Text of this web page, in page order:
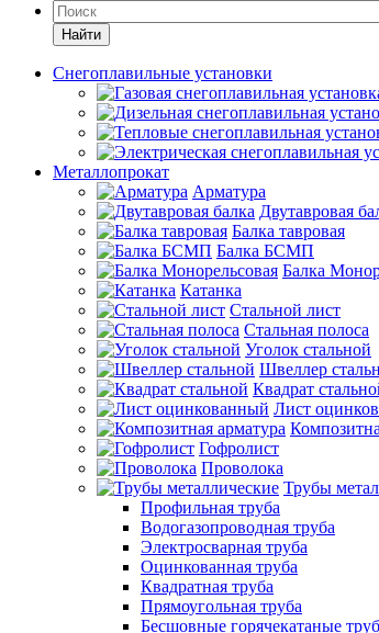
Найти
Снегоплавильные установки
Металлопрокат
Арматура
Двутавровая
Балка тавровая
Балка БСМП
Балка
Катанка
Стальной лист
Стальная полоса
Уголок стальной
Швеллер
Квадрат
Лист
Гофролист
Проволока
Трубы
Профильная труба
Водогазопроводная труба
Электросварная труба
Оцинкованная труба
Квадратная труба
Прямоугольная труба
Бесшовные горячекатаные